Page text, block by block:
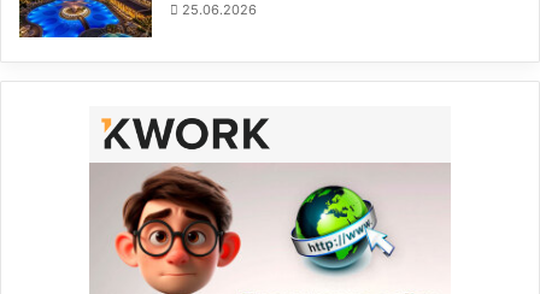
25.06.2026